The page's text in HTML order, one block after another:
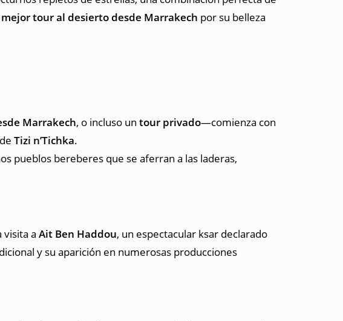
tour al desierto desde Marrakech por su belleza
Marrakech, o incluso un tour privado—comienza con
Tizi n’Tichka.
pueblos bereberes que se aferran a las laderas,
visita a Ait Ben Haddou, un espectacular ksar declarado
y su aparición en numerosas producciones